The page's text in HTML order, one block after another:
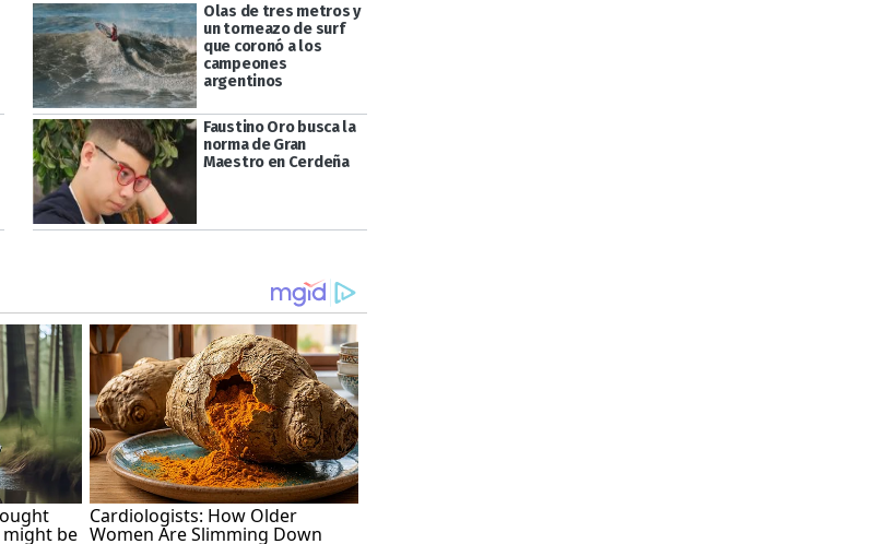
Olas de tres metros y
un torneazo de surf
que coronó a los
campeones
argentinos
Faustino Oro busca la
norma de Gran
Maestro en Cerdeña